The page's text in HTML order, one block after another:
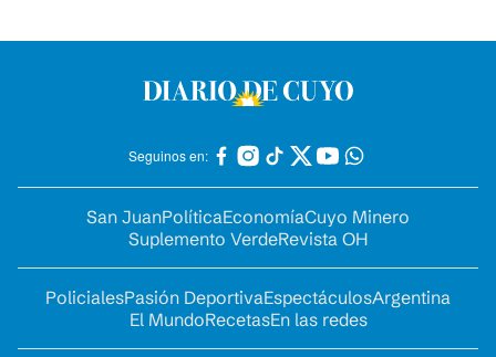
Seguinos en:
San JuanPolíticaEconomíaCuyo Minero
Suplemento VerdeRevista OH
PolicialesPasión DeportivaEspectáculosArgentina
El MundoRecetasEn las redes